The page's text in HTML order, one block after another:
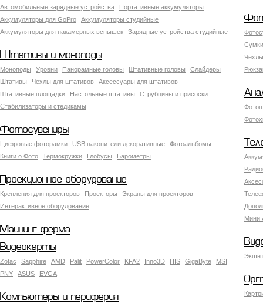
Автомобильные зарядные устройства
Портативные аккумуляторы
Аккумуляторы для GoPro
Аккумуляторы студийные
Аккумуляторы для накамерных вспышек
Зарядные устройства студийные
Штативы и моноподы
Моноподы Уровни Панорамные головы Штативные головы
Слайдеры
Штативы
Чехлы для штативов
Аксессуары для штативов
Штативные площадки
Настольные штативы
Струбцины и присоски
Стабилизаторы и стедикамы
Фотосувениры
Цифровые фоторамки USB накопители декоративные
Фотоальбомы
Книги о Фото
Термокружки Глобусы Барометры
Мини
Проекционное оборудование
Крепления для проекторов Проекторы
Экраны для проекторов
Интерактивное оборудование
Майнинг ферма
Экшн
Видеокарты
Zotac Sapphire AMD Palit PowerColor KFA2 Inno3D HIS GigaByte
MSI
PNY
ASUS EVGA
Компьютеры и периферия